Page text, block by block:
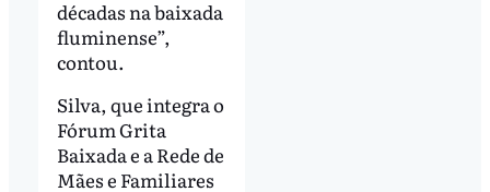
décadas na baixada
fluminense”,
contou.
Silva, que integra o
Fórum Grita
Baixada e a Rede de
Mães e Familiares